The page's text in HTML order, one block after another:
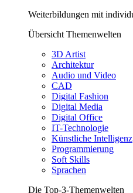
Weiterbildungen mit
Übersicht Themenwelten
3D Artist
Architektur
Audio und Video
CAD
Digital Fashion
Digital Media
Digital Office
IT-Technologie
Künstliche Intelligenz
Programmierung
Soft Skills
Sprachen
Die Top-3-Themenwelten